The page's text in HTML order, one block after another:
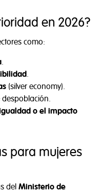
de Cookies
y de terceros para
mejorar el
contenidos y
seguro.
en 2026?
como:
.
.
(silver economy).
o el impacto
para mujeres
del Ministerio de